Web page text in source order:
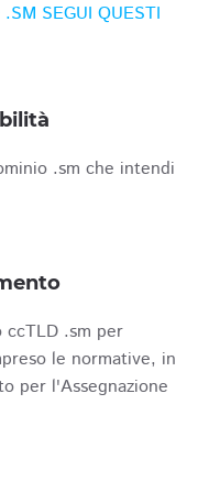
SEGUI QUESTI
.sm che intendi
.sm per
le normative, in
per l'Assegnazione